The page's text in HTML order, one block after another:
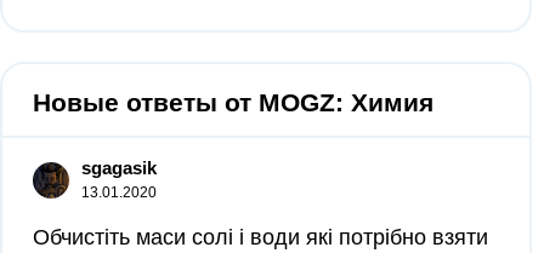
Новые ответы от MOGZ: Химия
sgagasik
13.01.2020
Обчистіть маси солі і води які потрібно взяти